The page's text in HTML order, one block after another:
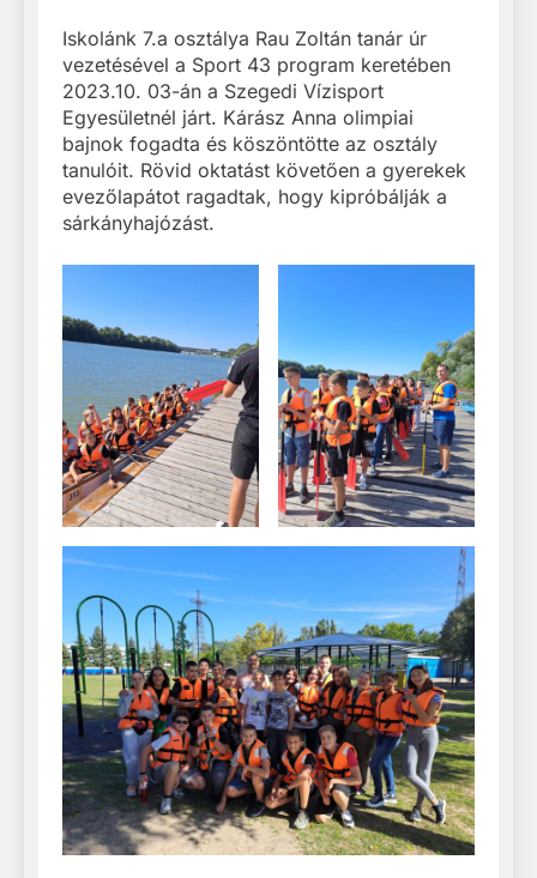
Iskolánk 7.a osztálya Rau Zoltán tanár úr
vezetésével a Sport 43 program keretében
2023.10. 03-án a Szegedi Vízisport
Egyesületnél járt. Kárász Anna olimpiai
bajnok fogadta és köszöntötte az osztály
tanulóit. Rövid oktatást követően a gyerekek
evezőlapátot ragadtak, hogy kipróbálják a
sárkányhajózást.